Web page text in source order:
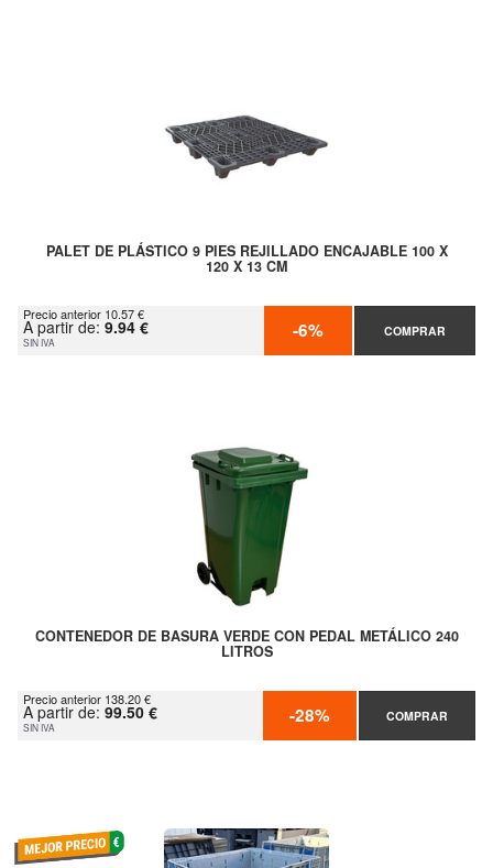
PALET DE PLÁSTICO 9 PIES REJILLADO ENCAJABLE 100 X
120 X 13 CM
Precio anterior 10.57 €
A partir de: 9.94 €
SIN IVA -6% COMPRAR
CONTENEDOR DE BASURA VERDE CON PEDAL METÁLICO 240
LITROS
Precio anterior 138.20 €
A partir de: 99.50 €
SIN IVA -28% COMPRAR